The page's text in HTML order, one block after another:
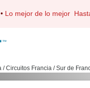
• Lo mejor de lo mejor
/ Circuitos Francia / Sur de